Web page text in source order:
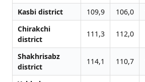
Kasbi district
109,9 106,0
Chirakchi
district
111,3 112,0
Shakhrisabz
district
114,1 110,7